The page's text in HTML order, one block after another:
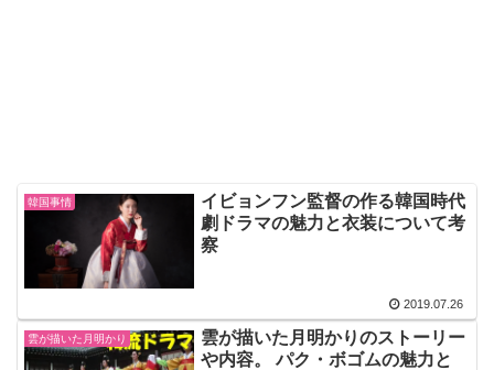
韓国事情
イビョンフン監督の作る韓国時代
劇ドラマの魅力と衣装について考
察
2019.07.26
雲が描いた月明かり
雲が描いた月明かりのストーリー
や内容。 パク・ボゴムの魅力と